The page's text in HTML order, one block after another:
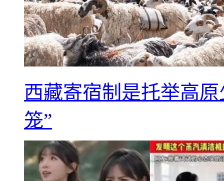
西藏寄宿制是托举高
笼”